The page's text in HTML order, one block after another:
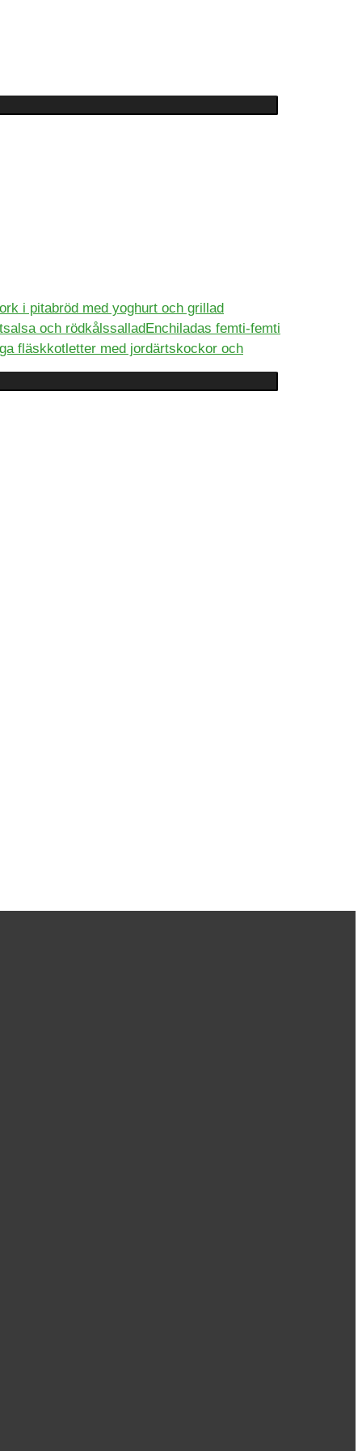
i pitabröd med yoghurt och grillad
Enchiladas femti-femti
fläskkotletter med jordärtskockor och